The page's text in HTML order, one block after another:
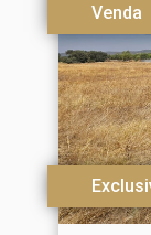
Venda